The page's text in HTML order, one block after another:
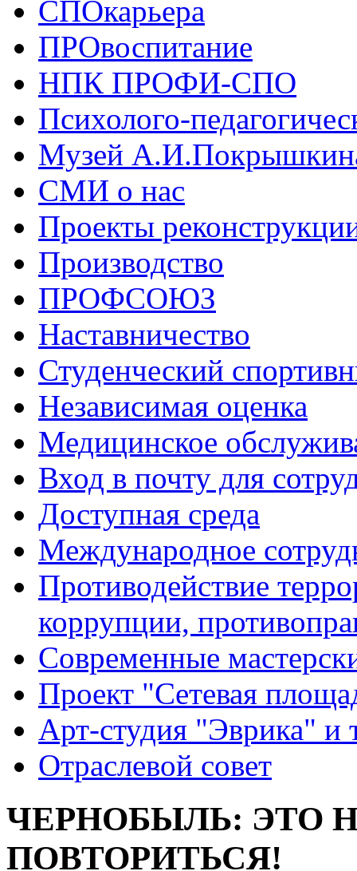
СПОкарьера
ПРОвоспитание
НПК ПРОФИ-СПО
Психолого-
Музей
СМИ о нас
Проекты
Производство
ПРОФСОЮЗ
Наставничество
Студенческий
Независимая оценка
Медицинское
Вход в почту для
Доступная среда
Международное
Противодействие
коррупции,
Современные
Проект "Сетевая
Арт-студия "Эврика" и
Отраслевой совет
ЧЕРНОБЫЛЬ: ЭТО
ПОВТОРИТЬСЯ!